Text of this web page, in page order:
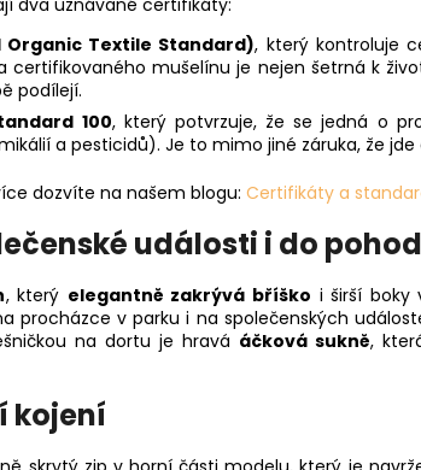
dva uznávané certifikáty:
Organic Textile Standard), který kontroluje
certifikovaného mušelínu je nejen šetrná k
podílejí.
100, který potvrzuje, že se jedná o
a pesticidů). Je to mimo jiné záruka, že
dozvíte na našem blogu: Certifikáty a
události i do
, který elegantně zakrývá bříško i širší
procházce v parku i na společenských
na dortu je hravá áčková sukně,
kojení